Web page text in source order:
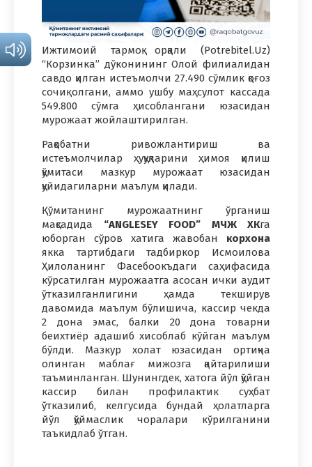
Ижтимоий тармоқ орқали (Potrebitel.Uz)
“Корзинка” дўконининг Олой филиалидан
савдо қилган истеъмолчи 27.490 сўмлик қоғоз
сочиқ олгани, аммо ушбу маҳсулот кассада
549.800 сўмга ҳисоблангани юзасидан
мурожаат жойлаштирилган.
Рақобатни ривожлантириш ва
истеъмолчилар ҳуқуқларини ҳимоя қилиш
қўмитаси мазкур мурожаат юзасидан
қуйидагиларни маълум қилади.
Қўмитанинг мурожаатнинг ўрганиш
мақсадида “ANGLESEY FOOD” МЧЖ ХКга
юборган сўров хатига жавобан корхона
якка тартибдаги тадбиркор Исмоилова
Ҳилоланинг Фаcебоокъдаги саҳифасида
кўрсатилган мурожаатга асосан ички аудит
ўтказилганлигини ҳамда текширув
давомида маълум бўлишича, кассир чекда
2 дона эмас, балки 20 дона товарни
беихтиёр адашиб хисоблаб кўйган маълум
бўлди. Мазкур холат юзасидан ортиқча
олинган маблағ мижозга қайтарилиши
таъминланган. Шунингдек, хатога йўл қўйган
кассир билан профилактик суҳбат
ўтказилиб, келгусида бундай ҳолатларга
йўл қўймаслик чоралари кўрилганини
таъкидлаб ўтган.